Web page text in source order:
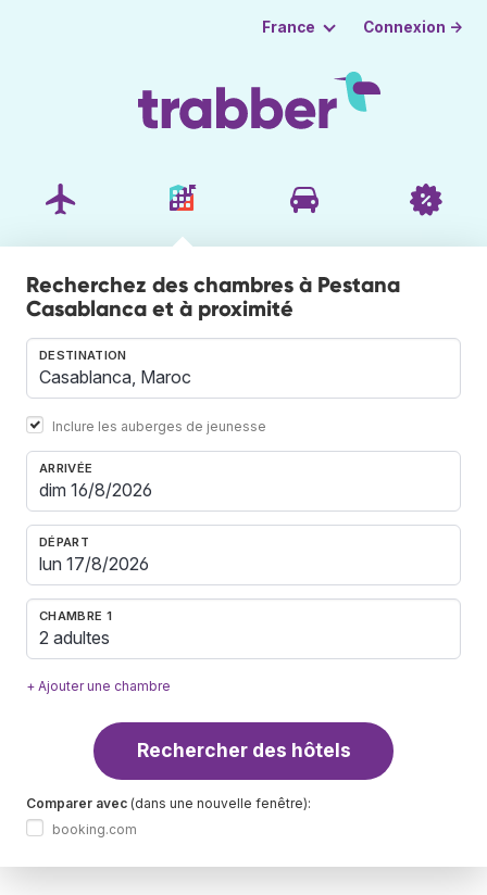
France Connexion →
Recherchez des chambres à Pestana
Casablanca et à proximité
DESTINATION
Inclure les auberges de jeunesse
ARRIVÉE
DÉPART
CHAMBRE 1
2 adultes
+ Ajouter une chambre
Rechercher des hôtels
Comparer avec (dans une nouvelle fenêtre):
booking.com